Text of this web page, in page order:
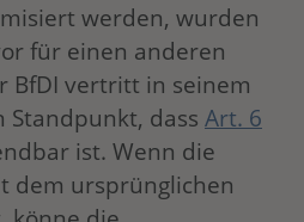
werden, wurden
für einen anderen
BfDI vertritt in seinem
Standpunkt, dass Art. 6
ist. Wenn die
dem ursprünglichen